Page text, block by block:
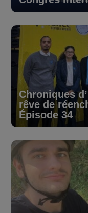
Chroniques
rêve de
Épisode 34